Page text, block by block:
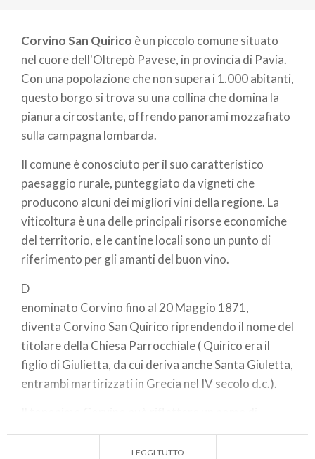
Corvino San Quirico è un piccolo comune situato
nel cuore dell'Oltrepò Pavese, in provincia di Pavia.
Con una popolazione che non supera i 1.000 abitanti,
questo borgo si trova su una collina che domina la
pianura circostante, offrendo panorami mozzafiato
sulla campagna lombarda.
Il comune è conosciuto per il suo caratteristico
paesaggio rurale, punteggiato da vigneti che
producono alcuni dei migliori vini della regione. La
viticoltura è una delle principali risorse economiche
del territorio, e le cantine locali sono un punto di
riferimento per gli amanti del buon vino.
D
enominato Corvino fino al 20 Maggio 1871,
diventa Corvino San Quirico riprendendo il nome del
titolare della Chiesa Parrocchiale ( Quirico era il
figlio di Giulietta, da cui deriva anche Santa Giuletta,
entrambi martirizzati in Grecia nel IV secolo d.c.).
persona latino o medioevale Corvino, gli eruditi in
passato lo interpretavano come un ricordo di M.
LEGGI TUTTO